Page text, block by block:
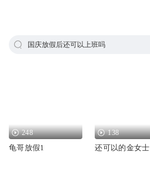
国庆放假后还可以上班吗
248
龟哥放假1
138
还可以的金女士